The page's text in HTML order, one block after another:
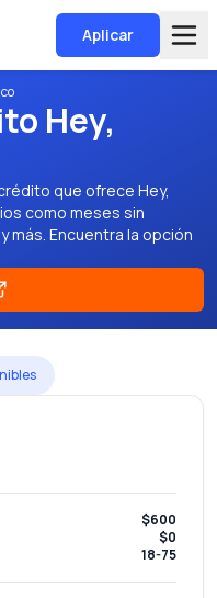
Aplicar
Hey,
que ofrece Hey,
como meses sin
Encuentra la opción
$600
$0
18-75